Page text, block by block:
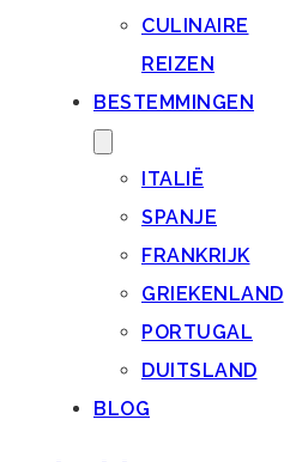
CULINAIRE
REIZEN
BESTEMMINGEN
ITALIË
SPANJE
FRANKRIJK
GRIEKENLAND
PORTUGAL
DUITSLAND
BLOG